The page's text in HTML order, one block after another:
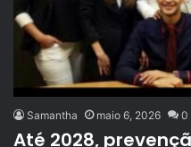
Samantha maio 6, 2026 0
Até 2028,